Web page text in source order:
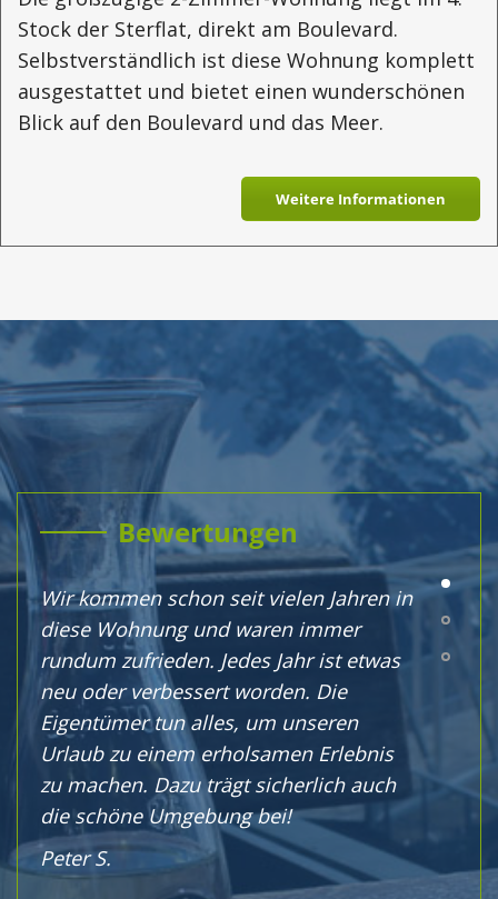
Stock der Sterflat, direkt am Boulevard.
Selbstverständlich ist diese Wohnung komplett
ausgestattet und bietet einen wunderschönen
Blick auf den Boulevard und das Meer.
Weitere Informationen
Bewertungen
Wir kommen schon seit vielen Jahren in
diese Wohnung und waren immer
rundum zufrieden. Jedes Jahr ist etwas
neu oder verbessert worden. Die
Eigentümer tun alles, um unseren
Urlaub zu einem erholsamen Erlebnis
zu machen. Dazu trägt sicherlich auch
die schöne Umgebung bei!
Peter S.
-
-
-